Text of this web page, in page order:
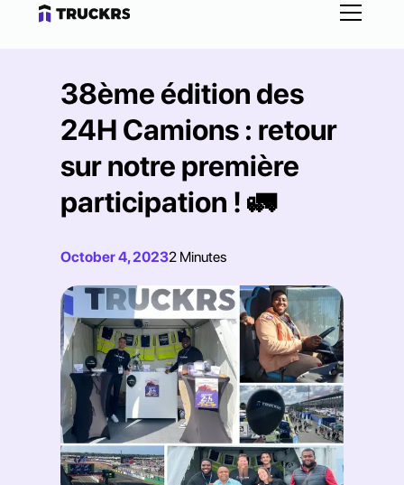
38ème édition des
24H Camions : retour
sur notre première
participation ! 🚛
October 4, 20232 Minutes